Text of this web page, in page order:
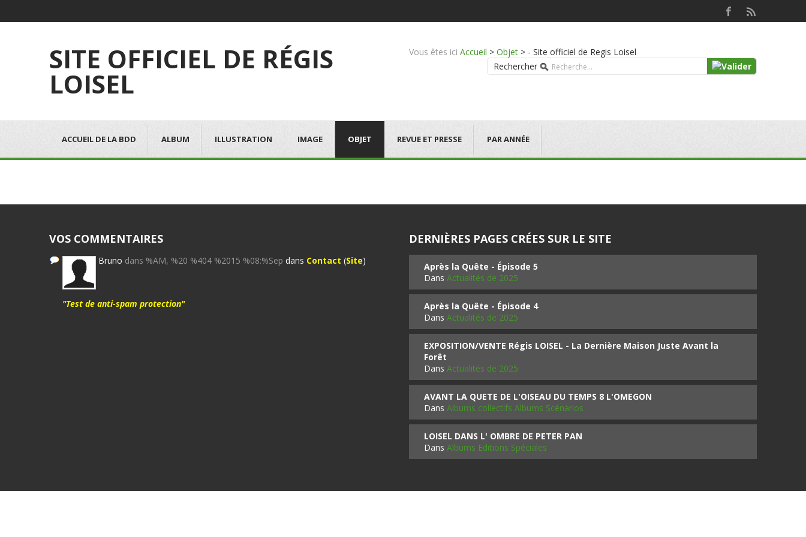
SITE OFFICIEL DE RÉGIS
LOISEL
Vous êtes ici Accueil > Objet > - Site officiel de Regis Loisel
Rechercher
ACCUEIL DE LA BDD ALBUM ILLUSTRATION IMAGE OBJET REVUE ET PRESSE PAR ANNÉE
VOS COMMENTAIRES
Bruno dans %AM, %20 %404 %2015 %08:%Sep dans Contact (Site)
"Test de anti-spam protection"
DERNIÈRES PAGES CRÉES SUR LE SITE
Après la Quête - Épisode 5
Dans Actualités de 2025
Après la Quête - Épisode 4
Dans Actualités de 2025
EXPOSITION/VENTE Régis LOISEL - La Dernière Maison Juste Avant la
Forêt
Dans Actualités de 2025
AVANT LA QUETE DE L'OISEAU DU TEMPS 8 L'OMEGON
Dans Albums collectifs Albums Scénarios
LOISEL DANS L' OMBRE DE PETER PAN
Dans Albums Editions Spéciales